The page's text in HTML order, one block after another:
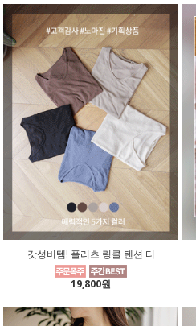
갓성비템! 플리츠 링클 텐션 티
19,800원